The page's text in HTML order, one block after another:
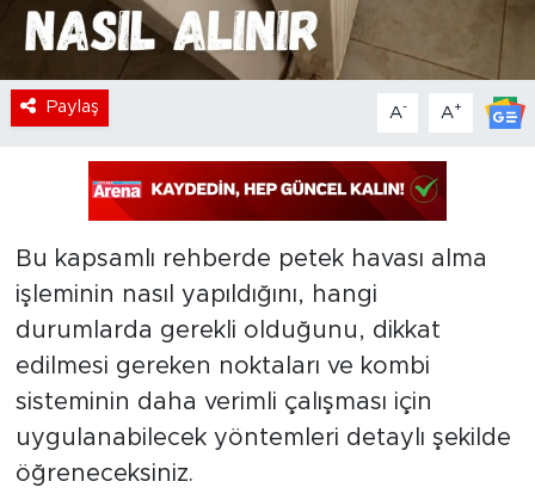
Paylaş A- A+
Bu kapsamlı rehberde petek havası alma
işleminin nasıl yapıldığını, hangi
durumlarda gerekli olduğunu, dikkat
edilmesi gereken noktaları ve kombi
sisteminin daha verimli çalışması için
uygulanabilecek yöntemleri detaylı şekilde
öğreneceksiniz.